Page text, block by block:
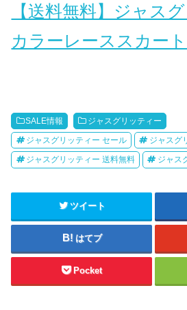
【送料無料】ジャス
カラーレーススカート
SALE情報 ジャスグリッティー
ジャスグリッティー セール ジャスグ
ジャスグリッティー 送料無料 ジャス
ツイート
はてブ
Pocket